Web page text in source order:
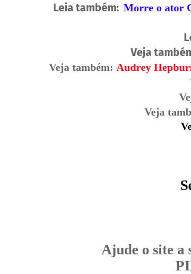
Leia também: Morre o ator
Veja
Veja também: Audrey
Veja
Ajude o site a